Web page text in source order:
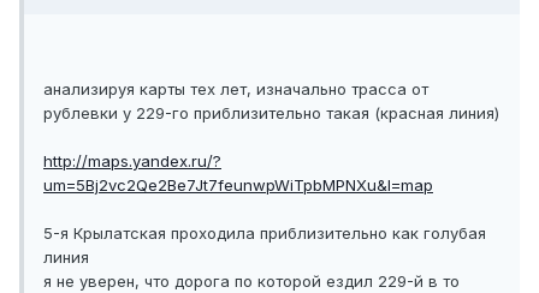
анализируя карты тех лет, изначально трасса от
рублевки у 229-го приблизительно такая (красная линия)
http://maps.yandex.ru/?
um=5Bj2vc2Qe2Be7Jt7feunwpWiTpbMPNXu&l=map
5-я Крылатская проходила приблизительно как голубая
линия
я не уверен, что дорога по которой ездил 229-й в то